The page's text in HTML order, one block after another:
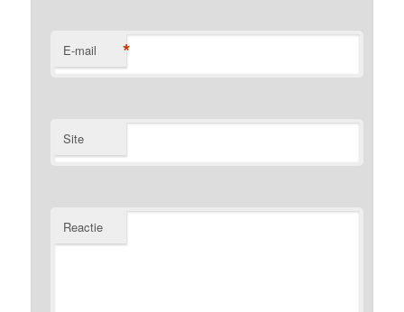
E-mail *
Site
Reactie